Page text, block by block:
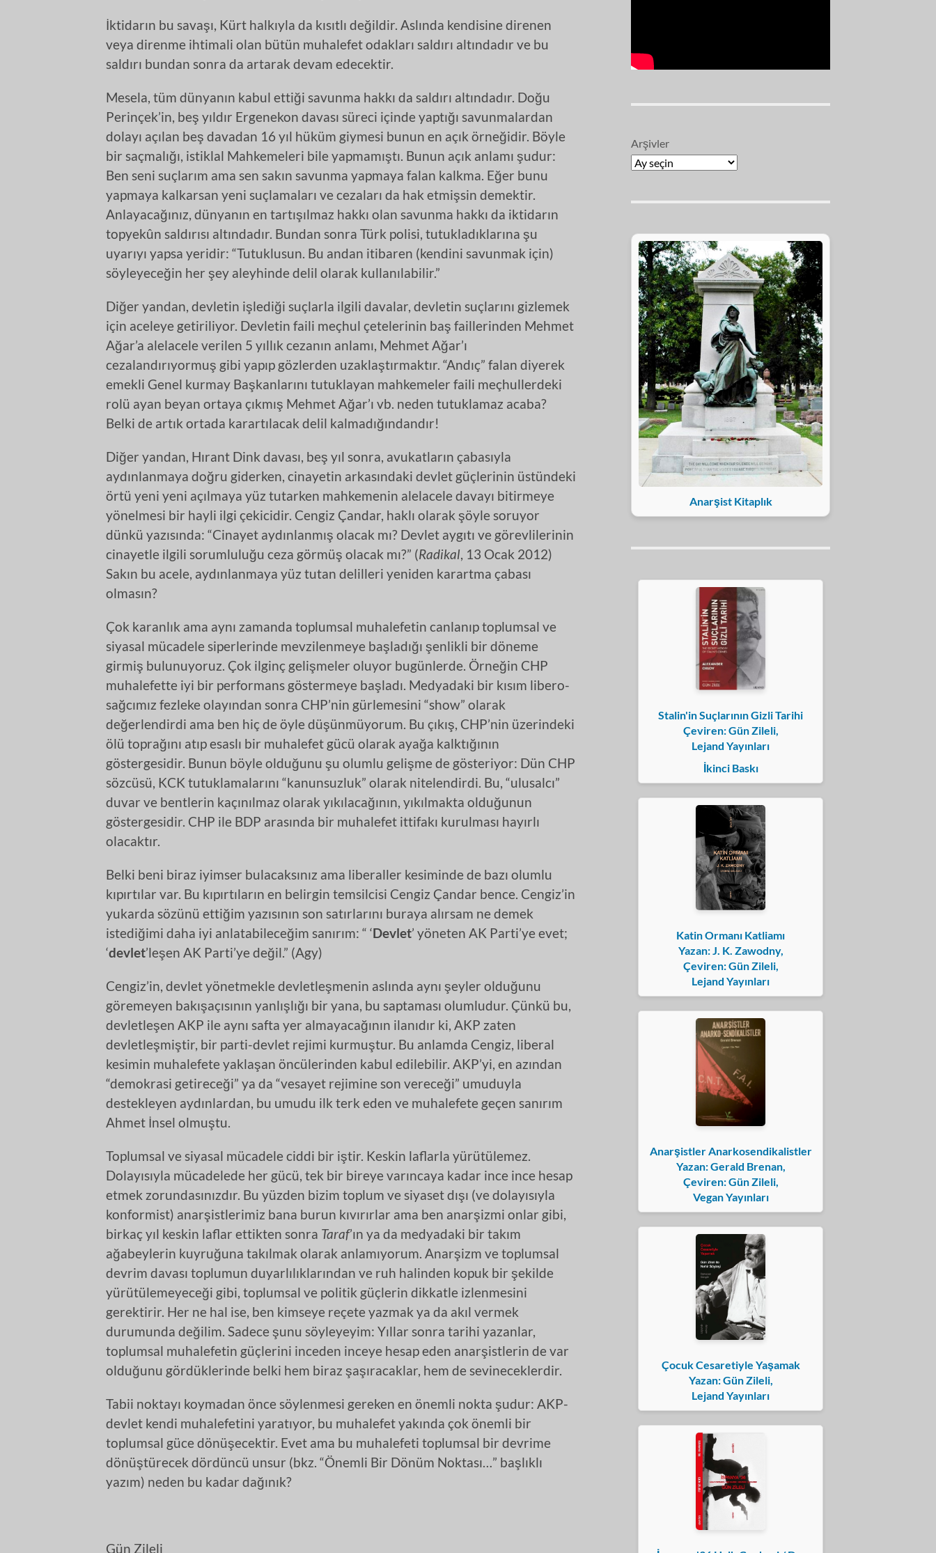
İktidarın bu savaşı, Kürt halkıyla da kısıtlı değildir. Aslında kendisine direnen
veya direnme ihtimali olan bütün muhalefet odakları saldırı altındadır ve bu
saldırı bundan sonra da artarak devam edecektir.
Mesela, tüm dünyanın kabul ettiği savunma hakkı da saldırı altındadır. Doğu
Perinçek’in, beş yıldır Ergenekon davası süreci içinde yaptığı savunmalardan
dolayı açılan beş davadan 16 yıl hüküm giymesi bunun en açık örneğidir. Böyle
bir saçmalığı, istiklal Mahkemeleri bile yapmamıştı. Bunun açık anlamı şudur:
Ben seni suçlarım ama sen sakın savunma yapmaya falan kalkma. Eğer bunu
yapmaya kalkarsan yeni suçlamaları ve cezaları da hak etmişsin demektir.
Anlayacağınız, dünyanın en tartışılmaz hakkı olan savunma hakkı da iktidarın
topyekûn saldırısı altındadır. Bundan sonra Türk polisi, tutukladıklarına şu
uyarıyı yapsa yeridir: “Tutuklusun. Bu andan itibaren (kendini savunmak için)
söyleyeceğin her şey aleyhinde delil olarak kullanılabilir.”
Diğer yandan, devletin işlediği suçlarla ilgili davalar, devletin suçlarını gizlemek
için aceleye getiriliyor. Devletin faili meçhul çetelerinin baş faillerinden Mehmet
Ağar’a alelacele verilen 5 yıllık cezanın anlamı, Mehmet Ağar’ı
cezalandırıyormuş gibi yapıp gözlerden uzaklaştırmaktır. “Andıç” falan diyerek
emekli Genel kurmay Başkanlarını tutuklayan mahkemeler faili meçhullerdeki
rolü ayan beyan ortaya çıkmış Mehmet Ağar’ı vb. neden tutuklamaz acaba?
Belki de artık ortada karartılacak delil kalmadığındandır!
Diğer yandan, Hırant Dink davası, beş yıl sonra, avukatların çabasıyla
aydınlanmaya doğru giderken, cinayetin arkasındaki devlet güçlerinin üstündeki
örtü yeni yeni açılmaya yüz tutarken mahkemenin alelacele davayı bitirmeye
yönelmesi bir hayli ilgi çekicidir. Cengiz Çandar, haklı olarak şöyle soruyor
dünkü yazısında: “Cinayet aydınlanmış olacak mı? Devlet aygıtı ve görevlilerinin
cinayetle ilgili sorumluluğu ceza görmüş olacak mı?” (Radikal, 13 Ocak 2012)
Sakın bu acele, aydınlanmaya yüz tutan delilleri yeniden karartma çabası
olmasın?
Çok karanlık ama aynı zamanda toplumsal muhalefetin canlanıp toplumsal ve
siyasal mücadele siperlerinde mevzilenmeye başladığı şenlikli bir döneme
girmiş bulunuyoruz. Çok ilginç gelişmeler oluyor bugünlerde. Örneğin CHP
muhalefette iyi bir performans göstermeye başladı. Medyadaki bir kısım libero-
sağcımız fezleke olayından sonra CHP’nin gürlemesini “show” olarak
değerlendirdi ama ben hiç de öyle düşünmüyorum. Bu çıkış, CHP’nin üzerindeki
ölü toprağını atıp esaslı bir muhalefet gücü olarak ayağa kalktığının
göstergesidir. Bunun böyle olduğunu şu olumlu gelişme de gösteriyor: Dün CHP
sözcüsü, KCK tutuklamalarını “kanunsuzluk” olarak nitelendirdi. Bu, “ulusalcı”
duvar ve bentlerin kaçınılmaz olarak yıkılacağının, yıkılmakta olduğunun
göstergesidir. CHP ile BDP arasında bir muhalefet ittifakı kurulması hayırlı
olacaktır.
Belki beni biraz iyimser bulacaksınız ama liberaller kesiminde de bazı olumlu
kıpırtılar var. Bu kıpırtıların en belirgin temsilcisi Cengiz Çandar bence. Cengiz’in
yukarda sözünü ettiğim yazısının son satırlarını buraya alırsam ne demek
istediğimi daha iyi anlatabileceğim sanırım: “ ‘Devlet’ yöneten AK Parti’ye evet;
‘devlet’leşen AK Parti’ye değil.” (Agy)
Cengiz’in, devlet yönetmekle devletleşmenin aslında aynı şeyler olduğunu
göremeyen bakışaçısının yanlışlığı bir yana, bu saptaması olumludur. Çünkü bu,
devletleşen AKP ile aynı safta yer almayacağının ilanıdır ki, AKP zaten
devletleşmiştir, bir parti-devlet rejimi kurmuştur. Bu anlamda Cengiz, liberal
kesimin muhalefete yaklaşan öncülerinden kabul edilebilir. AKP’yi, en azından
“demokrasi getireceği” ya da “vesayet rejimine son vereceği” umuduyla
destekleyen aydınlardan, bu umudu ilk terk eden ve muhalefete geçen sanırım
Ahmet İnsel olmuştu.
Toplumsal ve siyasal mücadele ciddi bir iştir. Keskin laflarla yürütülemez.
Dolayısıyla mücadelede her gücü, tek bir bireye varıncaya kadar ince ince hesap
etmek zorundasınızdır. Bu yüzden bizim toplum ve siyaset dışı (ve dolayısıyla
konformist) anarşistlerimiz bana burun kıvırırlar ama ben anarşizmi onlar gibi,
birkaç yıl keskin laflar ettikten sonra Taraf’ın ya da medyadaki bir takım
ağabeylerin kuyruğuna takılmak olarak anlamıyorum. Anarşizm ve toplumsal
devrim davası toplumun duyarlılıklarından ve ruh halinden kopuk bir şekilde
yürütülemeyeceği gibi, toplumsal ve politik güçlerin dikkatle izlenmesini
gerektirir. Her ne hal ise, ben kimseye reçete yazmak ya da akıl vermek
durumunda değilim. Sadece şunu söyleyeyim: Yıllar sonra tarihi yazanlar,
toplumsal muhalefetin güçlerini inceden inceye hesap eden anarşistlerin de var
olduğunu gördüklerinde belki hem biraz şaşıracaklar, hem de sevineceklerdir.
Tabii noktayı koymadan önce söylenmesi gereken en önemli nokta şudur: AKP-
devlet kendi muhalefetini yaratıyor, bu muhalefet yakında çok önemli bir
toplumsal güce dönüşecektir. Evet ama bu muhalefeti toplumsal bir devrime
dönüştürecek dördüncü unsur (bkz. “Önemli Bir Dönüm Noktası…” başlıklı
yazım) neden bu kadar dağınık?
Gün Zileli
Arşivler
Anarşist Kitaplık
Stalin'in Suçlarının Gizli Tarihi
Çeviren: Gün Zileli,
Lejand Yayınları
İkinci Baskı
Katin Ormanı Katliamı
Yazan: J. K. Zawodny,
Çeviren: Gün Zileli,
Lejand Yayınları
Anarşistler Anarkosendikalistler
Yazan: Gerald Brenan,
Çeviren: Gün Zileli,
Vegan Yayınları
Çocuk Cesaretiyle Yaşamak
Yazan: Gün Zileli,
Lejand Yayınları